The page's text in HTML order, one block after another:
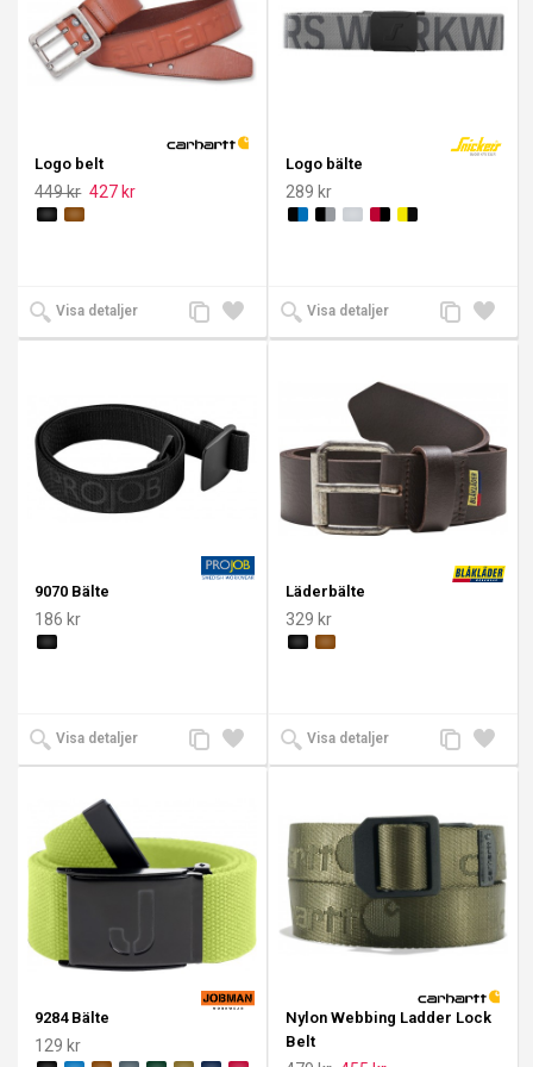
Logo belt
449 kr 427 kr
Visa detaljer
Lägg
till i
Lägg
till
Logo bälte
289 kr
Visa detaljer
Lägg
till i
Lägg
till
9070 Bälte
186 kr
Visa detaljer
Lägg
till i
Lägg
till
Läderbälte
329 kr
Visa detaljer
Lägg
till i
Lägg
till
9284 Bälte
129 kr
Nylon Webbing Ladder Lock
Belt